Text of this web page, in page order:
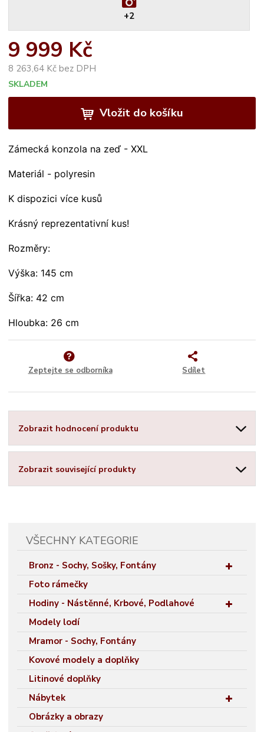
+2
9 999 Kč
8 263,64 Kč bez DPH
SKLADEM
Vložit do košíku
Zámecká konzola na zeď - XXL
Materiál - polyresin
K dispozici více kusů
Krásný reprezentativní kus!
Rozměry:
Výška: 145 cm
Šířka: 42 cm
Hloubka: 26 cm
Zeptejte se odborníka Sdílet
Zobrazit hodnocení produktu
Zobrazit související produkty
VŠECHNY KATEGORIE
Bronz - Sochy, Sošky, Fontány
Foto rámečky
Hodiny - Nástěnné, Krbové, Podlahové
Modely lodí
Mramor - Sochy, Fontány
Kovové modely a doplňky
Litinové doplňky
Nábytek
Obrázky a obrazy